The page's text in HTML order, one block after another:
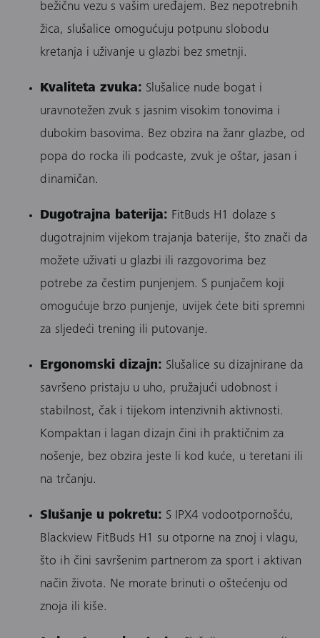
bežičnu vezu s vašim uređajem. Bez nepotrebnih
žica, slušalice omogućuju potpunu slobodu
kretanja i uživanje u glazbi bez smetnji.
Kvaliteta zvuka: Slušalice nude bogat i
uravnotežen zvuk s jasnim visokim tonovima i
dubokim basovima. Bez obzira na žanr glazbe, od
popa do rocka ili podcaste, zvuk je oštar, jasan i
dinamičan.
Dugotrajna baterija: FitBuds H1 dolaze s
dugotrajnim vijekom trajanja baterije, što znači da
možete uživati u glazbi ili razgovorima bez
potrebe za čestim punjenjem. S punjačem koji
omogućuje brzo punjenje, uvijek ćete biti spremni
za sljedeći trening ili putovanje.
Ergonomski dizajn: Slušalice su dizajnirane da
savršeno pristaju u uho, pružajući udobnost i
stabilnost, čak i tijekom intenzivnih aktivnosti.
Kompaktan i lagan dizajn čini ih praktičnim za
nošenje, bez obzira jeste li kod kuće, u teretani ili
na trčanju.
Slušanje u pokretu: S IPX4 vodootpornošću,
Blackview FitBuds H1 su otporne na znoj i vlagu,
što ih čini savršenim partnerom za sport i aktivan
način života. Ne morate brinuti o oštećenju od
znoja ili kiše.